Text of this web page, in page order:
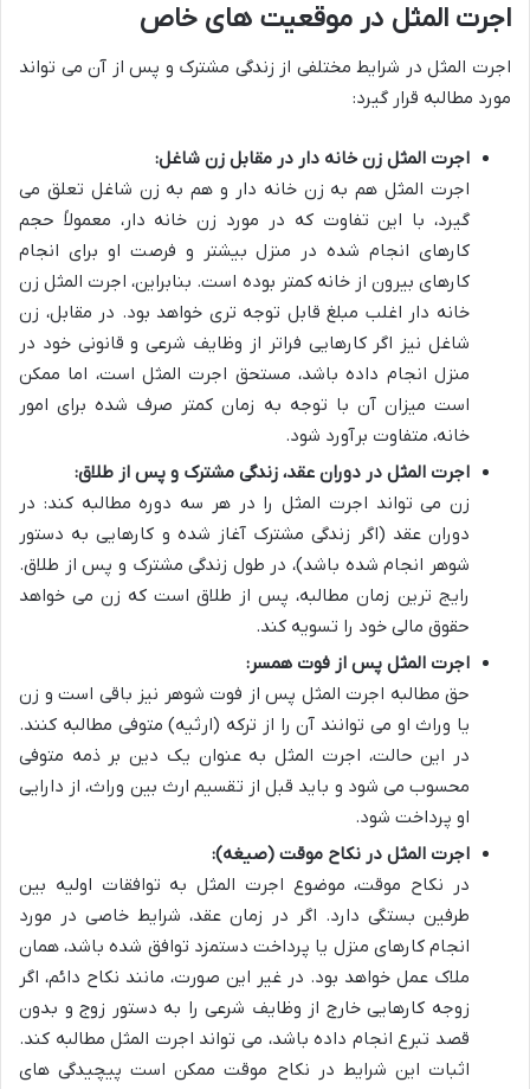
اجرت المثل در موقعیت های خاص
اجرت المثل در شرایط مختلفی از زندگی مشترک و پس از آن می تواند
مورد مطالبه قرار گیرد:
اجرت المثل زن خانه دار در مقابل زن شاغل:
اجرت المثل هم به زن خانه دار و هم به زن شاغل تعلق می
گیرد، با این تفاوت که در مورد زن خانه دار، معمولاً حجم
کارهای انجام شده در منزل بیشتر و فرصت او برای انجام
کارهای بیرون از خانه کمتر بوده است. بنابراین، اجرت المثل زن
خانه دار اغلب مبلغ قابل توجه تری خواهد بود. در مقابل، زن
شاغل نیز اگر کارهایی فراتر از وظایف شرعی و قانونی خود در
منزل انجام داده باشد، مستحق اجرت المثل است، اما ممکن
است میزان آن با توجه به زمان کمتر صرف شده برای امور
خانه، متفاوت برآورد شود.
اجرت المثل در دوران عقد، زندگی مشترک و پس از طلاق:
زن می تواند اجرت المثل را در هر سه دوره مطالبه کند: در
دوران عقد (اگر زندگی مشترک آغاز شده و کارهایی به دستور
شوهر انجام شده باشد)، در طول زندگی مشترک و پس از طلاق.
رایج ترین زمان مطالبه، پس از طلاق است که زن می خواهد
حقوق مالی خود را تسویه کند.
اجرت المثل پس از فوت همسر:
حق مطالبه اجرت المثل پس از فوت شوهر نیز باقی است و زن
یا وراث او می توانند آن را از ترکه (ارثیه) متوفی مطالبه کنند.
در این حالت، اجرت المثل به عنوان یک دین بر ذمه متوفی
محسوب می شود و باید قبل از تقسیم ارث بین وراث، از دارایی
او پرداخت شود.
اجرت المثل در نکاح موقت (صیغه):
در نکاح موقت، موضوع اجرت المثل به توافقات اولیه بین
طرفین بستگی دارد. اگر در زمان عقد، شرایط خاصی در مورد
انجام کارهای منزل یا پرداخت دستمزد توافق شده باشد، همان
ملاک عمل خواهد بود. در غیر این صورت، مانند نکاح دائم، اگر
زوجه کارهایی خارج از وظایف شرعی را به دستور زوج و بدون
قصد تبرع انجام داده باشد، می تواند اجرت المثل مطالبه کند.
اثبات این شرایط در نکاح موقت ممکن است پیچیدگی های